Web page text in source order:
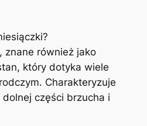
znane również jako
który dotyka wiele
Charakteryzuje
części brzucha i